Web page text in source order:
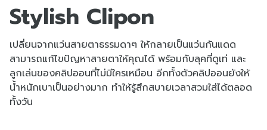
Stylish Clipon
เปลี่ยนจากแว่นสายตาธรรมดาๆ ให้กลายเป็นแว่นกันแดด
สามารถแก้ไขปัญหาสายตาให้คุณได้ พร้อมกับลุคที่ดูเท่ และ
ลูกเล่นของคลิปออนที่ไม่มีใครเหมือน อีกทั้งตัวคลิปออนยังให้
น้ำหนักเบาเป็นอย่างมาก ทำให้รู้สึกสบายเวลาสวมใส่ได้ตลอด
ทั้งวัน